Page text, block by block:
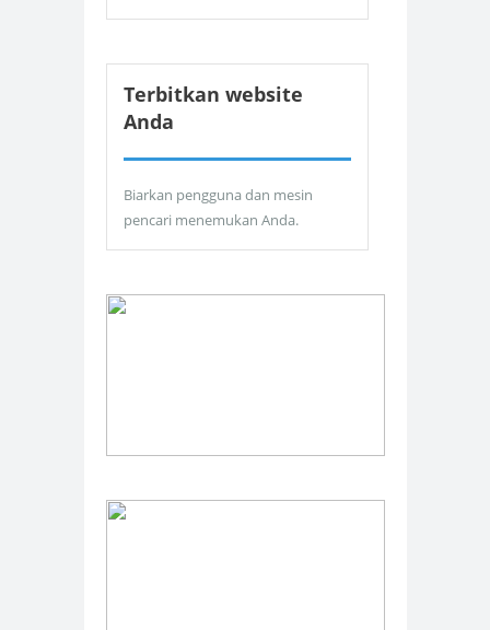
Terbitkan website
Anda
Biarkan pengguna dan mesin
pencari menemukan Anda.